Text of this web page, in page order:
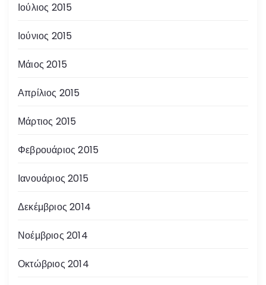
Ιούλιος 2015
Ιούνιος 2015
Μάιος 2015
Απρίλιος 2015
Μάρτιος 2015
Φεβρουάριος 2015
Ιανουάριος 2015
Δεκέμβριος 2014
Νοέμβριος 2014
Οκτώβριος 2014